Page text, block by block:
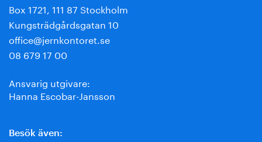
Box 1721, 111 87 Stockholm
Kungsträdgårdsgatan 10
office@jernkontoret.se
08 679 17 00
Ansvarig utgivare:
Hanna Escobar-Jansson
Besök även: